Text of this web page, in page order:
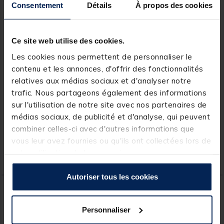
Consentement Détails À propos des cookies
Ce site web utilise des cookies.
Les cookies nous permettent de personnaliser le
contenu et les annonces, d'offrir des fonctionnalités
relatives aux médias sociaux et d'analyser notre
trafic. Nous partageons également des informations
sur l'utilisation de notre site avec nos partenaires de
médias sociaux, de publicité et d'analyse, qui peuvent
combiner celles-ci avec d'autres informations que
vous leur avez fournies ou qu'ils ont collectées lors de
Autoriser tous les cookies
Personnaliser
MACK2
Ensemble carpe 12' carp
addict evo 3.5lbs +
moulinet carp addict
8000lc
[object Object] out of 5 Customer Rating
(29)
Price reduced from
119,98 €to
99, Ajouter au panier
Expédition sous 24 h
PROWESS
Combo Prowess Canne
Scorpium X 12' 3lbs +
Moulinet Carpinstinct X
7004FD
94,
Expédition sous 24 h